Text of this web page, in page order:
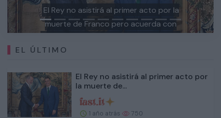
El Rey no asistirá al primer acto por la
muerte de Franco pero acuerda con
papel de la Monarquía
EL ÚLTIMO
El Rey no asistirá al primer acto por
la muerte de...
1 año atrás 750